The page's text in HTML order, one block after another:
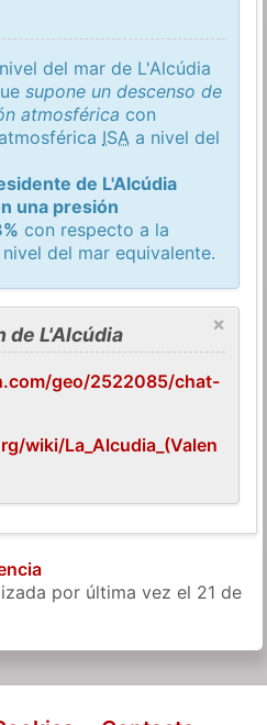
del mar de L'Alcúdia
supone un descenso de
atmosférica con
ISA a nivel del
de L'Alcúdia
una presión
con respecto a la
del mar equivalente.
×
de L'Alcúdia
geo/2522085/chat-
wiki/La_Alcudia_(Valen
por última vez el 21 de